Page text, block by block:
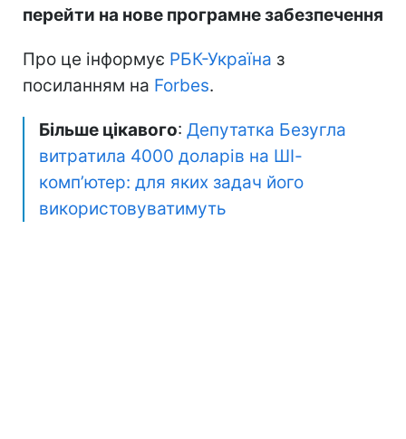
перейти на нове програмне забезпечення
Про це інформує РБК-Україна з
посиланням на Forbes.
Більше цікавого: Депутатка Безугла
витратила 4000 доларів на ШІ-
комп’ютер: для яких задач його
використовуватимуть